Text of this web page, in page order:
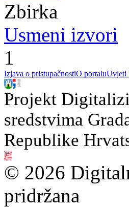
Zbirka
Usmeni izvori
1
Izjava o pristupačnostiO portaluUvjeti
Projekt
sredstvima
Republike
© 2026
pridržana